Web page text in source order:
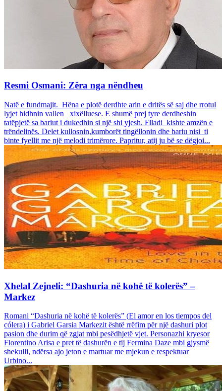
Resmi Osmani: Zëra nga nëndheu
Natë e fundmajit. Hëna e plotë derdhte arin e dritës së saj dhe rrotul
lyjet hidhnin vallen xixëlluese. E shumë prej tyre derdheshin
tatëpjetë sa bariut i dukedhin si një shi yjesh. Flladi kishte amzën e
trëndelinës. Delet kullosnin,kumborët tingëllonin dhe bariu nisi ti
binte fyellit me një melodi trimërore. Papritur, atij ju bë se dëgjoi...
Xhelal Zejneli: “Dashuria në kohë të kolerës” –
Markez
Romani “Dashuria në kohë të kolerës” (El amor en los tiempos del
cólera) i Gabriel Garsia Markezit është rrëfim për një dashuri plot
pasion dhe durim që zgjat mbi pesëdhjetë vjet. Personazhi kryesor
Florentino Arisa e pret të dashurën e tij Fermina Daze mbi gjysmë
shekulli, ndërsa ajo jeton e martuar me mjekun e respektuar
Urbino...